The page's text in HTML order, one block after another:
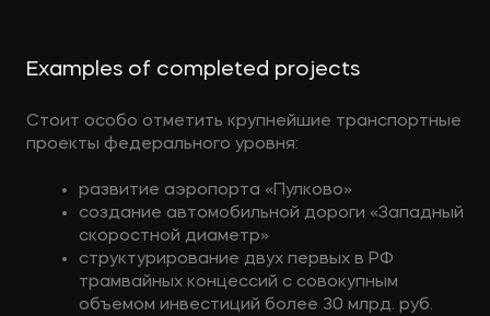
Examples of completed projects
Стоит особо отметить крупнейшие транспортные
проекты федерального уровня:
развитие аэропорта «Пулково»
создание автомобильной дороги «Западный
скоростной диаметр»
структурирование двух первых в РФ
трамвайных концессий с совокупным
объемом инвестиций более 30 млрд. руб.